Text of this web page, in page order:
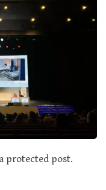
protected post.